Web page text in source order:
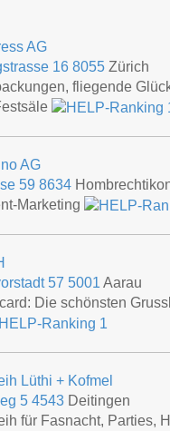
AG
16 8055 Zürich
fliegende
AG
59 8634
Marketing
57 5001 Aarau
Die schönsten
Lüthi + Kofmel
5 4543 Deitingen
für Fasnacht, Parties,